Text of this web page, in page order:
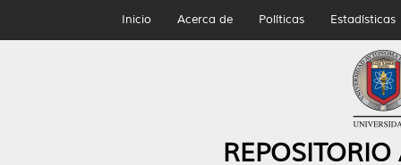
Inicio Acerca de Políticas Estadísticas